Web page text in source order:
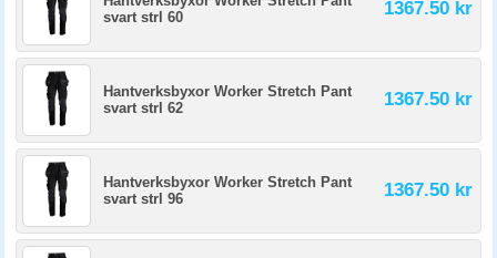
svart strl 60
1367.50 kr
Hantverksbyxor Worker Stretch Pant
svart strl 62
1367.50 kr
Hantverksbyxor Worker Stretch Pant
svart strl 96
1367.50 kr